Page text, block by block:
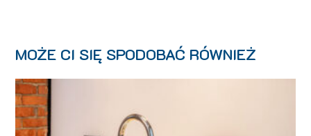
MOŻE CI SIĘ SPODOBAĆ RÓWNIEŻ